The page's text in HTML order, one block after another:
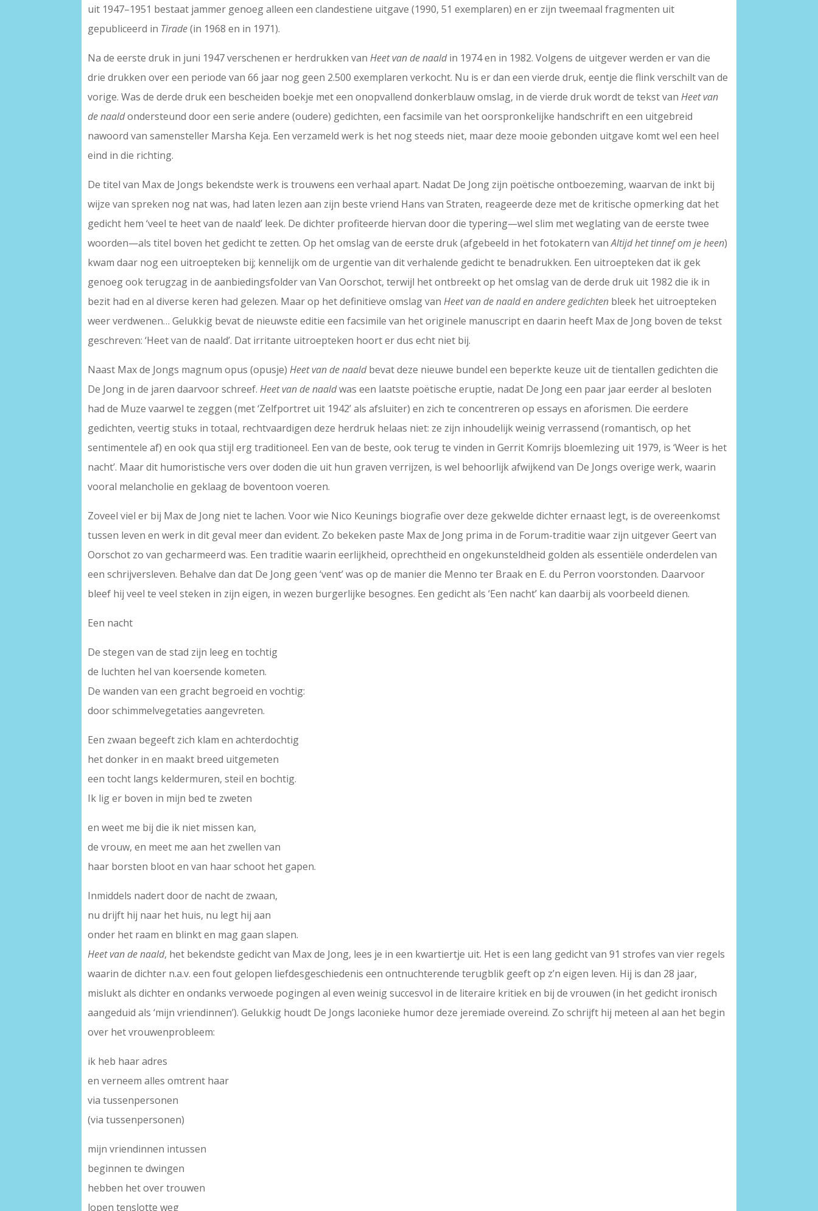
uit 1947–1951 bestaat jammer genoeg alleen een clandestiene uitgave (1990, 51 exemplaren) en er zijn tweemaal fragmenten uit
gepubliceerd in Tirade(in 1968 en in 1971).
Na de eerste druk in juni 1947 verschenen er herdrukken vanHeet van de naaldin 1974 en in 1982. Volgens de uitgever werden er van die
drie drukken over een periode van 66 jaar nog geen 2.500 exemplaren verkocht. Nu is er dan een vierde druk, eentje die flink verschilt van de
vorige. Was de derde druk een bescheiden boekje met een onopvallend donkerblauw omslag, in de vierde druk wordt de tekst vanHeet van
de naaldondersteund door een serie andere (oudere) gedichten, een facsimile van het oorspronkelijke handschrift en een uitgebreid
nawoord van samensteller Marsha Keja. Een verzameld werk is het nog steeds niet, maar deze mooie gebonden uitgave komt wel een heel
eind in die richting.
De titel van Max de Jongs bekendste werk is trouwens een verhaal apart. Nadat De Jong zijn poëtische ontboezeming, waarvan de inkt bij
wijze van spreken nog nat was, had laten lezen aan zijn beste vriend Hans van Straten, reageerde deze met de kritische opmerking dat het
gedicht hem ‘veel te heet van de naald’ leek. De dichter profiteerde hiervan door die typering—wel slim met weglating van de eerste twee
woorden—als titel boven het gedicht te zetten. Op het omslag van de eerste druk (afgebeeld in het fotokatern vanAltijd het tinnef om je heen)
kwam daar nog een uitroepteken bij; kennelijk om de urgentie van dit verhalende gedicht te benadrukken. Een uitroepteken dat ik gek
genoeg ook terugzag in de aanbiedingsfolder van Van Oorschot, terwijl het ontbreekt op het omslag van de derde druk uit 1982 die ik in
bezit had en al diverse keren had gelezen. Maar op het definitieve omslag vanHeet van de naald en andere gedichten bleek het uitroepteken
weer verdwenen… Gelukkig bevat de nieuwste editie een facsimile van het originele manuscript en daarin heeft Max de Jong boven de tekst
geschreven: ‘Heet van de naald’. Dat irritante uitroepteken hoort er dus echt niet bij.
Naast Max de Jongs magnum opus (opusje)Heet van de naaldbevat deze nieuwe bundel een beperkte keuze uit de tientallen gedichten die
De Jong in de jaren daarvoor schreef.Heet van de naaldwas een laatste poëtische eruptie, nadat De Jong een paar jaar eerder al besloten
had de Muze vaarwel te zeggen (met ‘Zelfportret uit 1942’ als afsluiter) en zich te concentreren op essays en aforismen. Die eerdere
gedichten, veertig stuks in totaal, rechtvaardigen deze herdruk helaas niet: ze zijn inhoudelijk weinig verrassend (romantisch, op het
sentimentele af) en ook qua stijl erg traditioneel. Een van de beste, ook terug te vinden in Gerrit Komrijs bloemlezing uit 1979, is ‘Weer is het
nacht’. Maar dit humoristische vers over doden die uit hun graven verrijzen, is wel behoorlijk afwijkend van De Jongs overige werk, waarin
vooral melancholie en geklaag de boventoon voeren.
Zoveel viel er bij Max de Jong niet te lachen. Voor wie Nico Keunings biografie over deze gekwelde dichter ernaast legt, is de overeenkomst
tussen leven en werk in dit geval meer dan evident. Zo bekeken paste Max de Jong prima in de Forum-traditie waar zijn uitgever Geert van
Oorschot zo van gecharmeerd was. Een traditie waarin eerlijkheid, oprechtheid en ongekunsteldheid golden als essentiële onderdelen van
een schrijversleven. Behalve dan dat De Jong geen ‘vent’ was op de manier die Menno ter Braak en E. du Perron voorstonden. Daarvoor
bleef hij veel te veel steken in zijn eigen, in wezen burgerlijke besognes. Een gedicht als ‘Een nacht’ kan daarbij als voorbeeld dienen.
Een nacht
De stegen van de stad zijn leeg en tochtig
de luchten hel van koersende kometen.
De wanden van een gracht begroeid en vochtig:
door schimmelvegetaties aangevreten.
Een zwaan begeeft zich klam en achterdochtig
het donker in en maakt breed uitgemeten
een tocht langs keldermuren, steil en bochtig.
Ik lig er boven in mijn bed te zweten
en weet me bij die ik niet missen kan,
de vrouw, en meet me aan het zwellen van
haar borsten bloot en van haar schoot het gapen.
Inmiddels nadert door de nacht de zwaan,
nu drijft hij naar het huis, nu legt hij aan
onder het raam en blinkt en mag gaan slapen.
Heet van de naald, het bekendste gedicht van Max de Jong, lees je in een kwartiertje uit. Het is een lang gedicht van 91 strofes van vier regels
waarin de dichter n.a.v. een fout gelopen liefdesgeschiedenis een ontnuchterende terugblik geeft op z’n eigen leven. Hij is dan 28 jaar,
mislukt als dichter en ondanks verwoede pogingen al even weinig succesvol in de literaire kritiek en bij de vrouwen (in het gedicht ironisch
aangeduid als ‘mijn vriendinnen’). Gelukkig houdt De Jongs laconieke humor deze jeremiade overeind. Zo schrijft hij meteen al aan het begin
over het vrouwenprobleem:
ik heb haar adres
en verneem alles omtrent haar
via tussenpersonen
(via tussenpersonen)
mijn vriendinnen intussen
beginnen te dwingen
hebben het over trouwen
lopen tenslotte weg